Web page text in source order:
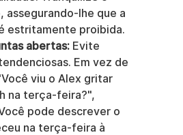
assegurando-lhe que a
estritamente proibida.
abertas: Evite
Em vez de
viu o Alex gritar
na terça-feira?",
pode descrever o
na terça-feira à